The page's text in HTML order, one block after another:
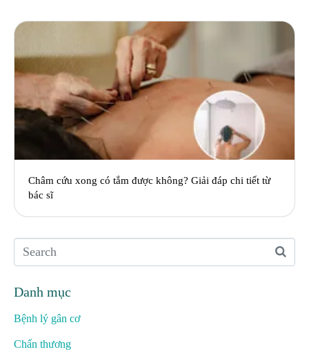
Châm cứu xong có tắm được không? Giải đáp chi tiết từ
bác sĩ
Danh mục
Bệnh lý gân cơ
Chấn thương